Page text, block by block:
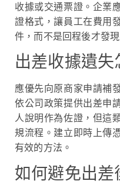
收據或交通票證。企業
證格式，讓員工在費用
件，而不是回程後才發
出差收據遺失
應優先向原商家申請補
依公司政策提供出差申
人說明作為佐證，但這
規流程。建立即時上傳
有效的方法。
如何避免出差